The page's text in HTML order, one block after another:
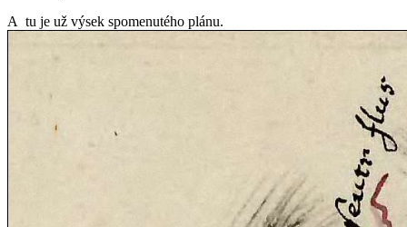
A tu je už výsek spomenutého plánu.